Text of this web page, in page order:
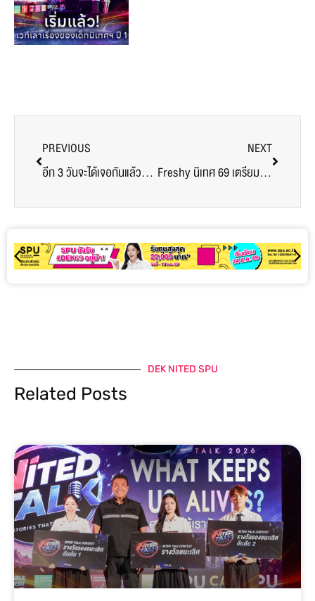
PREVIOUS
อีก 3 วันจะได้เจอกันแล้ว! Freshy นิเทศ 69 พร้อมยังงง
NEXT
Freshy นิเทศ 69 เตรียมตัวให้พร้อม!! เพราะความสนุก และความมันส์เริ่มต้นขึ้นแล้วววว!
DEK NITED SPU
Related Posts